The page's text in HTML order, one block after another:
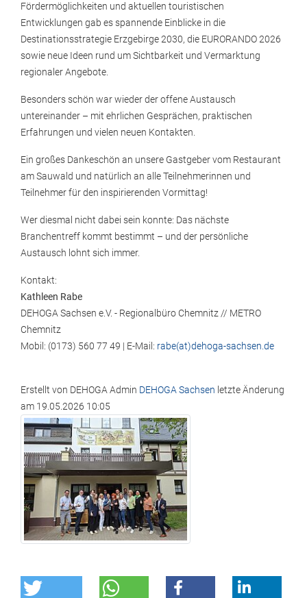
Fördermöglichkeiten und aktuellen touristischen
Entwicklungen gab es spannende Einblicke in die
Destinationsstrategie Erzgebirge 2030, die EURORANDO 2026
sowie neue Ideen rund um Sichtbarkeit und Vermarktung
regionaler Angebote.
Besonders schön war wieder der offene Austausch
untereinander – mit ehrlichen Gesprächen, praktischen
Erfahrungen und vielen neuen Kontakten.
Ein großes Dankeschön an unsere Gastgeber vom Restaurant
am Sauwald und natürlich an alle Teilnehmerinnen und
Teilnehmer für den inspirierenden Vormittag!
Wer diesmal nicht dabei sein konnte: Das nächste
Branchentreff kommt bestimmt – und der persönliche
Austausch lohnt sich immer.
Kontakt:
Kathleen Rabe
DEHOGA Sachsen e.V. - Regionalbüro Chemnitz // METRO
Chemnitz
Mobil: (0173) 560 77 49 | E-Mail: rabe(at)dehoga-sachsen.de
Erstellt von DEHOGA Admin DEHOGA Sachsen letzte Änderung
am 19.05.2026 10:05